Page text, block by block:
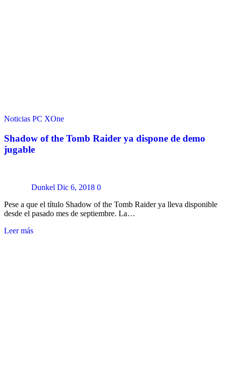
Noticias PC XOne
Shadow of the Tomb Raider ya dispone de demo
jugable
Dunkel Dic 6, 2018 0
Pese a que el título Shadow of the Tomb Raider ya lleva disponible
desde el pasado mes de septiembre. La…
Leer más